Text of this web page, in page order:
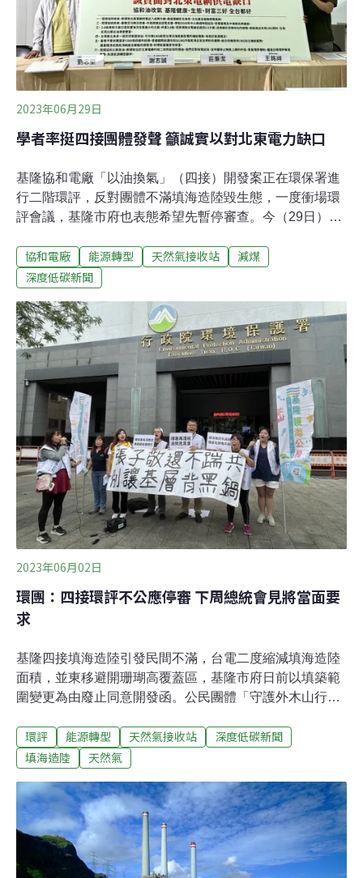
接忽略民眾、列席機關，或地方政府所提意見的
2023年06月29日
學者率挺四接團體發聲 籲誠實以對北東電力缺口
基隆協和電廠「以油換氣」（四接）開發案正在環保署進
行二階環評，反對團體不滿填海造陸毀生態，一度衝場環
評會議，基隆市府也表態希望先暫停審查。今（29日）由
授謝志誠、環盟前會長劉志堅、彰化綠色資源保育協會總
幹事顏淑女等人召開記者會，支持四接計畫，呼籲正視北
萬瓩電力缺口前台大教授、前921震災重建基金會執行長
謝志誠指出，根據台電2022年資料顯示，北部地區2018～
2020年尖峰負載時電力缺口已達200萬瓩，且全數仰賴中
南電北送。台灣北部地區有北西、北東兩大電網，北東電
網涵蓋內湖、南港、汐止、基隆、宜蘭等，用電需求約
580萬瓩，自有電力來源僅只協和100萬瓩重油機組，電力
供需失衡嚴峻。至今仍仰賴花蓮和平電廠130萬瓩，及北
西電網的420萬瓩電力支援。謝志誠指出，反四接團體稱
北東電網缺口僅5
協和電廠 能源轉型 天然氣接收站
減煤
深度低碳新聞
2023年06月02日
環團：四接環評不公應停審 下周總統會見將當面要
求
基隆四接填海造陸引發民間不滿，台電二度縮減填海造陸
面積，並東移避開珊瑚高覆蓋區，基隆市府日前以填築範
圍變更為由廢止同意開發函。公民團體「守護外木山行動
緩環評程序，待台電拿到基隆市府同意後再續審。蠻野心
足生態協會理事長陳憲政受訪表示，世界環境日（5日）
緩，並重新評估開發必要性。四接填築範圍變更 守護外木
山行動小組籲重做範疇界定基隆協和電廠燃重油機組預計
2024年除役，台電規劃新建兩部燃氣機組及第四天然氣接
收站（四接），因填海造陸工程引發民間擔憂「活埋珊
瑚」，台電二度變更開發案，在2022年7月環評專案小組
環評 能源轉型 天然氣接收站
深度低碳新聞
填海造陸
天然氣